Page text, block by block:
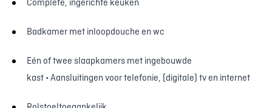
Complete, ingerichte keuken
Badkamer met inloopdouche en wc
Eén of twee slaapkamers met ingebouwde
kast • Aansluitingen voor telefonie, (digitale) tv en internet